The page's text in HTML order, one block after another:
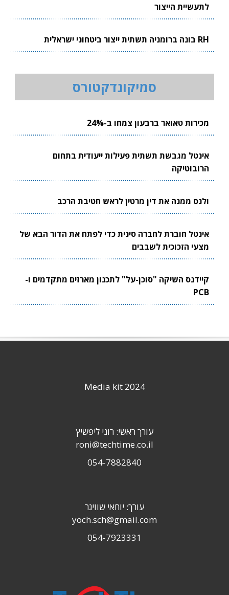
לתעשיית הייצור
RH בונה ברומניה תשתית ייצור ביטחוני ישראלית
סמיקונדקטורס
מכירות טאואר ברבעון צמחו ב-24%
אינטל מגבשת תשתית פעילות ייעודית בתחום
הרובוטיקה
ולנס ממנה את דין מרטין לראש חטיבת הרכב
אינטל חוברת לחברה סינית כדי לפתח את הדור הבא של
מצעי הזכוכית לשבבים
קיידנס השיקה "סוכן-על" לתכנון מארזים מתקדמים ו-
PCB
Media kit 2024
עורך ראשי: רוני ליפשיץ
roni@techtime.co.il
054-7882840
עורך: יוחאי שוויגר
yoch.sch@gmail.com
054-7923331